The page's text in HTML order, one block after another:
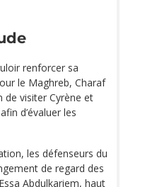
renforcer sa
le Maghreb, Charaf
de visiter Cyrène et
d’évaluer les
les défenseurs du
de regard des
Abdulkariem, haut